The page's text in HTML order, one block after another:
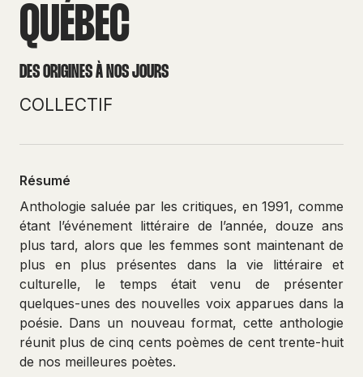
QUÉBEC
DES ORIGINES À NOS JOURS
COLLECTIF
Résumé
Anthologie saluée par les critiques, en 1991, comme
étant l’événement littéraire de l’année, douze ans
plus tard, alors que les femmes sont maintenant de
plus en plus présentes dans la vie littéraire et
culturelle, le temps était venu de présenter
quelques-unes des nouvelles voix apparues dans la
poésie. Dans un nouveau format, cette anthologie
réunit plus de cinq cents poèmes de cent trente-huit
de nos meilleures poètes.